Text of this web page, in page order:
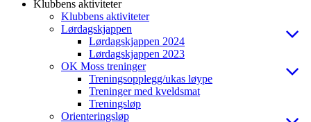
Klubbens aktiviteter
Klubbens aktiviteter
Lørdagskjappen
Lørdagskjappen 2024
Lørdagskjappen 2023
OK Moss treninger
Treningsopplegg/ukas løype
Treninger med kveldsmat
Treningsløp
Orienteringsløp